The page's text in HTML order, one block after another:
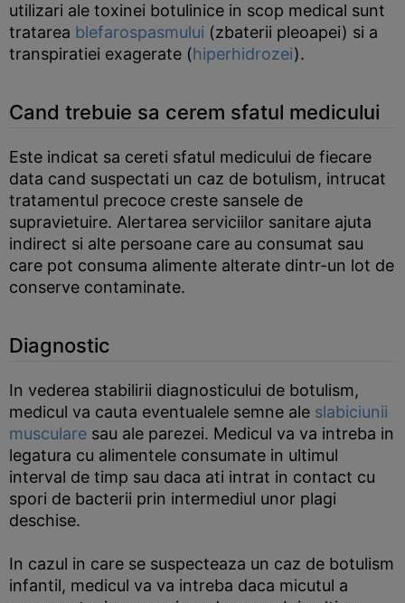
utilizari ale toxinei botulinice in scop medical sunt
tratarea blefarospasmului (zbaterii pleoapei) si a
transpiratiei exagerate (hiperhidrozei).
Cand trebuie sa cerem sfatul medicului
Este indicat sa cereti sfatul medicului de fiecare
data cand suspectati un caz de botulism, intrucat
tratamentul precoce creste sansele de
supravietuire. Alertarea serviciilor sanitare ajuta
indirect si alte persoane care au consumat sau
care pot consuma alimente alterate dintr-un lot de
conserve contaminate.
Diagnostic
In vederea stabilirii diagnosticului de botulism,
medicul va cauta eventualele semne ale slabiciunii
musculare sau ale parezei. Medicul va va intreba in
legatura cu alimentele consumate in ultimul
interval de timp sau daca ati intrat in contact cu
spori de bacterii prin intermediul unor plagi
deschise.
In cazul in care se suspecteaza un caz de botulism
infantil, medicul va va intreba daca micutul a